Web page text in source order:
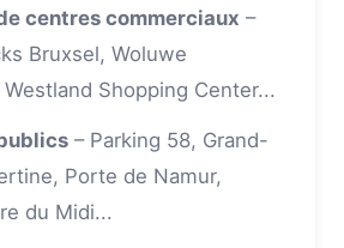
centres commerciaux –
Bruxsel, Woluwe
Shopping Center...
– Parking 58, Grand-
Porte de Namur,
du Midi...